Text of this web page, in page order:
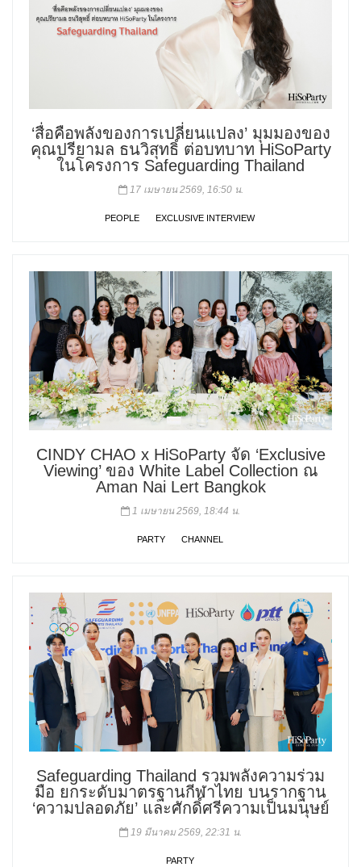
‘สื่อคือพลังของการเปลี่ยนแปลง’ มุมมองของ
คุณปรียามล ธนวิสุทธิ์ ต่อบทบาท HiSoParty
ในโครงการ Safeguarding Thailand
17 เมษายน 2569, 16:50 น.
PEOPLE EXCLUSIVE INTERVIEW
CINDY CHAO x HiSoParty จัด ‘Exclusive
Viewing’ ของ White Label Collection ณ
Aman Nai Lert Bangkok
1 เมษายน 2569, 18:44 น.
PARTY CHANNEL
Safeguarding Thailand รวมพลังความร่วม
มือ ยกระดับมาตรฐานกีฬาไทย บนรากฐาน
‘ความปลอดภัย’ และศักดิ์ศรีความเป็นมนุษย์
19 มีนาคม 2569, 22:31 น.
PARTY